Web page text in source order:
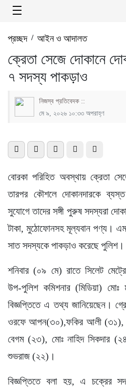
প্রচ্ছদ/ আইন ও আদালত
ক্রেতা সেজে দোকানে
৭ সদস্য পাকড়াও
নিজস্ব প্রতিবেদক ::
মে ৯, ২০২৬ ১০:৩৩ অপরাহ্ণ
বোরকা পরিহিত অবস্থায় ক্রেতা
তারপর কৌশলে দোকানদারকে
সুযোগে তাদের সঙ্গী পুরুষ সদস্যরা
টাকা, মুঠোফোনসহ মূল্যবান পণ্য।
সাত সদস্যকে পাকড়াও করেছে পুলিশ।
শনিবার (০৯ মে) রাতে সিলেট
উপ-পুলিশ কমিশনার (মিডিয়া)
বিজ্ঞপ্তিতে এ তথ্য জানিয়েছেন।
ওরফে আপন(৩০),ফকির আলী (৩১),
বেগম (২৩), মোঃ নাহিদ সিকদার
শুভরাজ (২২)।
বিজ্ঞপ্তিতে বলা হয়, এ চক্রের